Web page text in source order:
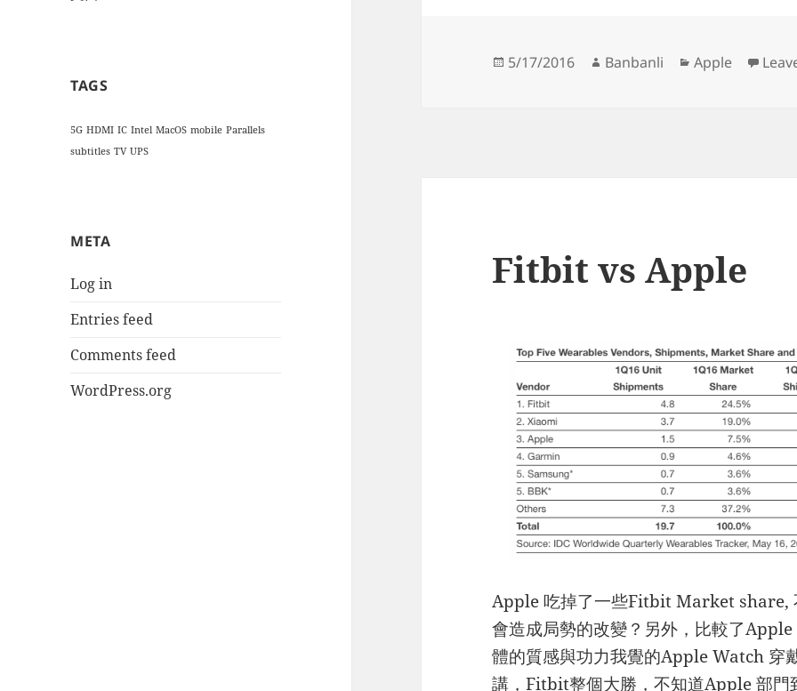
TAGS
5G HDMI IC Intel MacOS mobile Parallels
subtitles TV UPS
META
Log in
Entries feed
Comments feed
WordPress.org
Posted
5/17/2016 Author
Banbanli Categories
Apple
Fitbit vs Apple
Apple 吃掉了一些Fitbit Market share,
會造成局勢的改變？另外，比較了
體的質感與功力我覺的Apple Watch 穿
講，Fitbit整個大勝，不知道Apple 部門